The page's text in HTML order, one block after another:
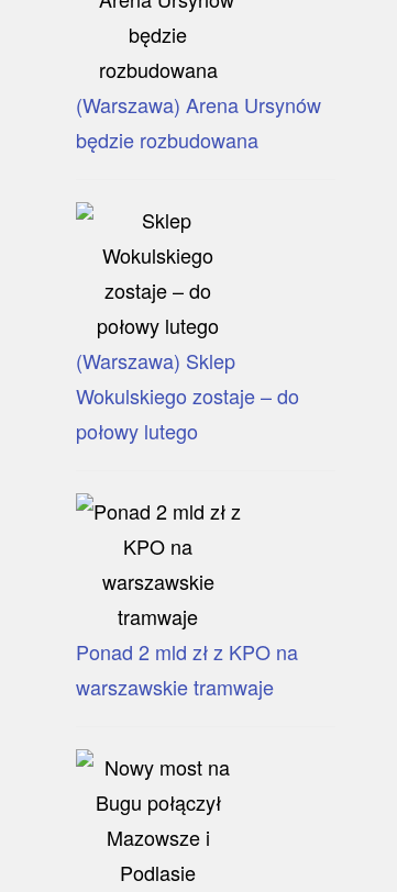
(Warszawa) Arena Ursynów
będzie rozbudowana
(Warszawa) Sklep
Wokulskiego zostaje – do
połowy lutego
Ponad 2 mld zł z KPO na
warszawskie tramwaje